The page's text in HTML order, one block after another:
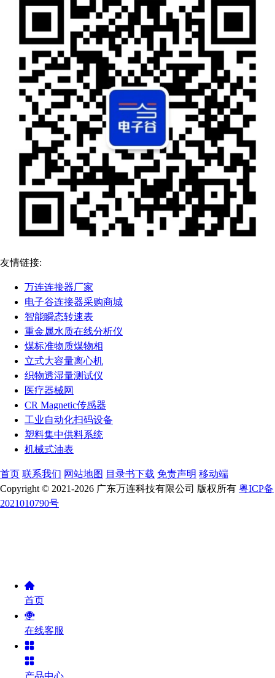
友情链接:
万连连接器厂家
电子谷连接器采购商城
智能瞬态转速表
重金属水质在线分析仪
煤标准物质煤物相
立式大容量离心机
织物透湿量测试仪
医疗器械网
CR Magnetic传感器
工业自动化扫码设备
塑料集中供料系统
机械式油表
首页 联系我们 网站地图 目录书下载 免责声明 移动端
Copyright © 2021-2026 广东万连科技有限公司 版权所有 粤ICP备
2021010790号
首页
在线客服
产品中心